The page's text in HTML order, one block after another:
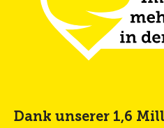
Dank unserer 1,6